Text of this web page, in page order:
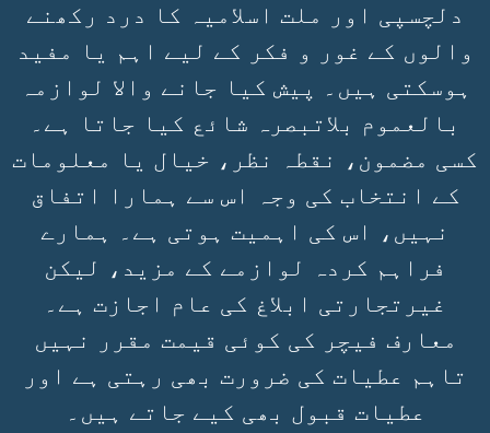
دلچسپی اور ملت اسلامیہ کا درد رکھنے
والوں کے غور و فکر کے لیے اہم یا مفید
ہوسکتی ہیں۔ پیش کیا جانے والا لوازمہ
بالعموم بلاتبصرہ شائع کیا جاتا ہے۔
کسی مضمون، نقطہ نظر، خیال یا معلومات
کے انتخاب کی وجہ اس سے ہمارا اتفاق
نہیں، اس کی اہمیت ہوتی ہے۔ ہمارے
فراہم کردہ لوازمے کے مزید، لیکن
غیرتجارتی ابلاغ کی عام اجازت ہے۔
معارف فیچر کی کوئی قیمت مقرر نہیں
تاہم عطیات کی ضرورت بھی رہتی ہے اور
عطیات قبول بھی کیے جاتے ہیں۔